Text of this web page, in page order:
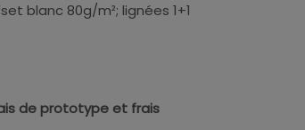
blanc 80g/m²; lignées 1+1
de prototype et frais